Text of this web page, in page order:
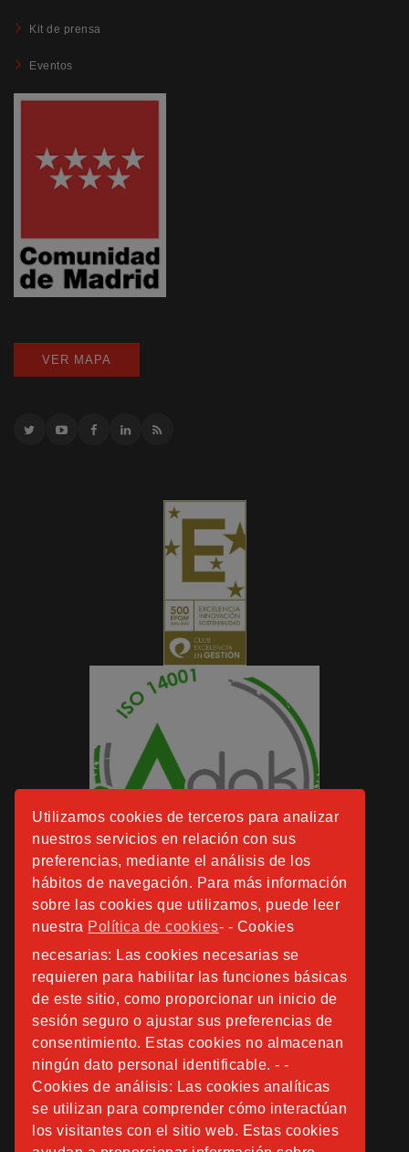
Utilizamos cookies de terceros para analizar
nuestros servicios en relación con sus
preferencias, mediante el análisis de los
hábitos de navegación. Para más información
sobre las cookies que utilizamos, puede leer
nuestra Política de cookies- - Cookies
necesarias: Las cookies necesarias se
requieren para habilitar las funciones básicas
de este sitio, como proporcionar un inicio de
sesión seguro o ajustar sus preferencias de
consentimiento. Estas cookies no almacenan
ningún dato personal identificable. - -
Cookies de análisis: Las cookies analíticas
se utilizan para comprender cómo interactúan
los visitantes con el sitio web. Estas cookies
Kit de prensa
Eventos
VER MAPA